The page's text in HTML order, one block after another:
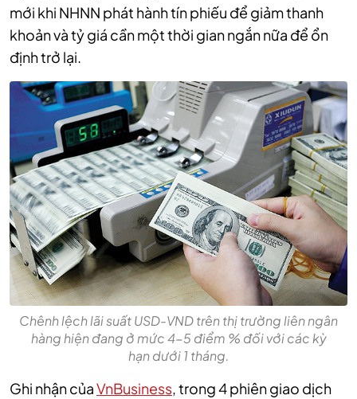
mới khi NHNN phát hành tín phiếu để giảm thanh
khoản và tỷ giá cần một thời gian ngắn nữa để ổn
định trở lại.
Chênh lệch lãi suất USD-VND trên thị trường liên ngân
hàng hiện đang ở mức 4-5 điểm % đối với các kỳ
hạn dưới 1 tháng.
Ghi nhận củaVnBusiness, trong 4 phiên giao dịch